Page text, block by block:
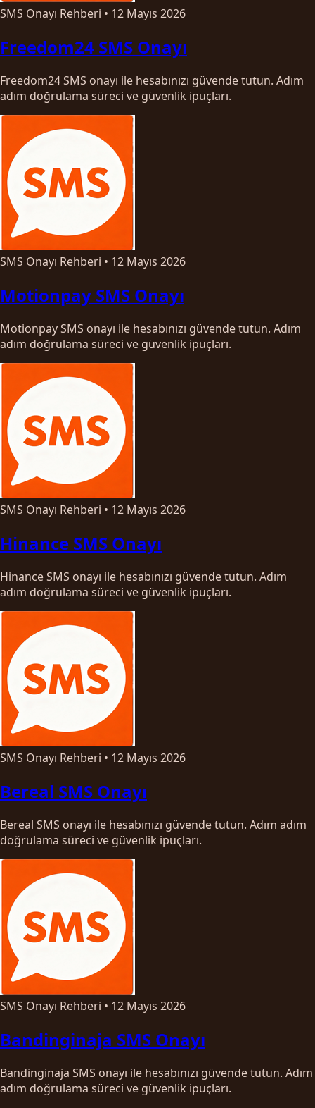
SMS Onayı Rehberi • 12 Mayıs 2026
Freedom24 SMS Onayı
Freedom24 SMS onayı ile hesabınızı güvende tutun. Adım
adım doğrulama süreci ve güvenlik ipuçları.
SMS Onayı Rehberi • 12 Mayıs 2026
Motionpay SMS Onayı
Motionpay SMS onayı ile hesabınızı güvende tutun. Adım
adım doğrulama süreci ve güvenlik ipuçları.
SMS Onayı Rehberi • 12 Mayıs 2026
Hinance SMS Onayı
Hinance SMS onayı ile hesabınızı güvende tutun. Adım
adım doğrulama süreci ve güvenlik ipuçları.
SMS Onayı Rehberi • 12 Mayıs 2026
Bereal SMS Onayı
Bereal SMS onayı ile hesabınızı güvende tutun. Adım adım
doğrulama süreci ve güvenlik ipuçları.
SMS Onayı Rehberi • 12 Mayıs 2026
Bandinginaja SMS Onayı
Bandinginaja SMS onayı ile hesabınızı güvende tutun. Adım
adım doğrulama süreci ve güvenlik ipuçları.